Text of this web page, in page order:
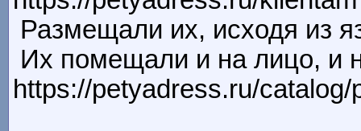
Размещали их, исходя из
Их помещали и на лицо, и
https://petyadress.ru/catalog/